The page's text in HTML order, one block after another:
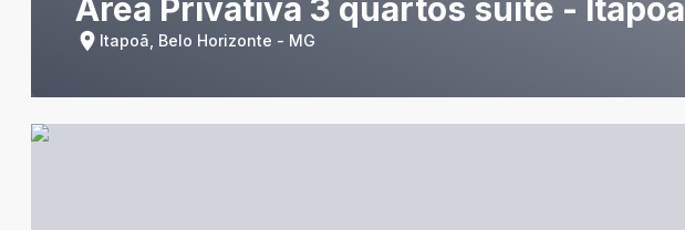
Área Privativa 3 quartos suíte - Itapoã
Itapoã, Belo Horizonte - MG